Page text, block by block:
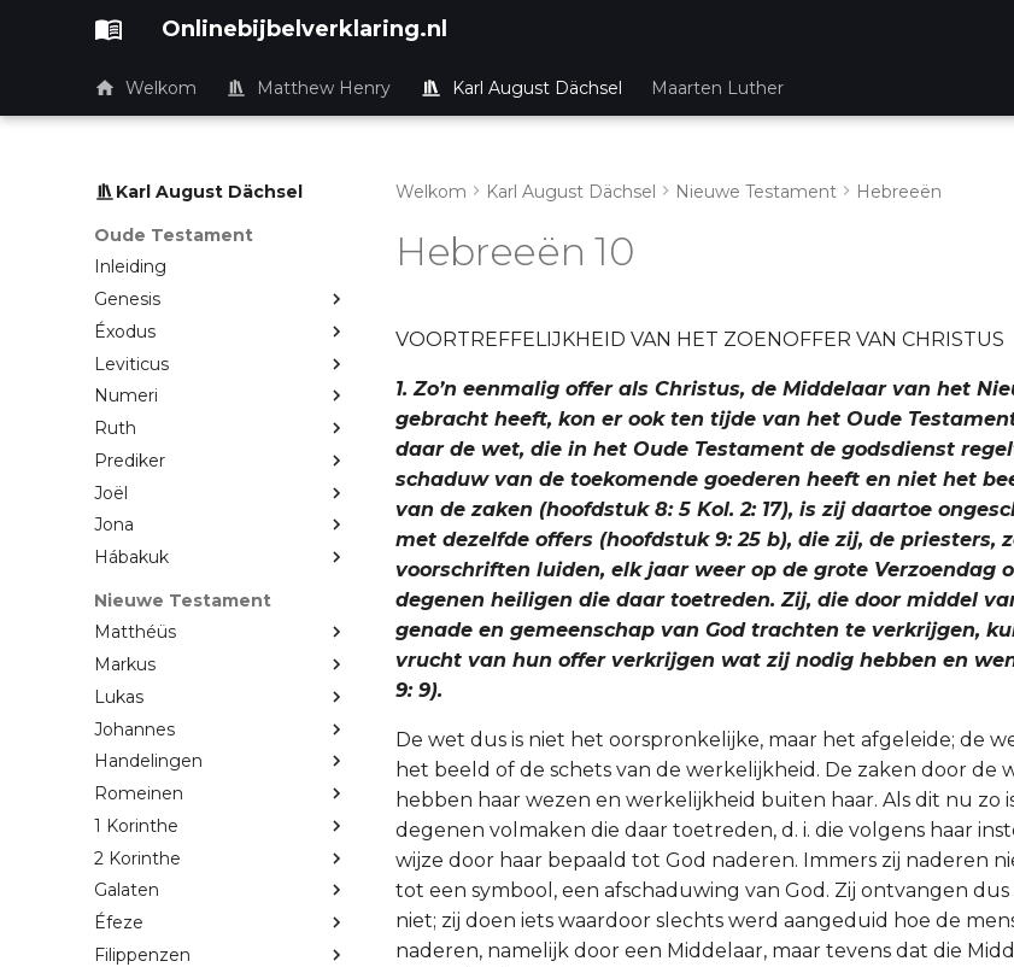
Onlinebijbelverklaring.nl
Welkom Matthew Henry Karl August Dächsel Maarten Luther
Karl August Dächsel
Oude Testament
Inleiding
Genesis
Éxodus
Leviticus
Numeri
Ruth
Prediker
Joël
Jona
Hábakuk
Nieuwe Testament
Matthéüs
Markus
Lukas
Johannes
Handelingen
Romeinen
1 Korinthe
2 Korinthe
Galaten
Éfeze
Filippenzen
Welkom Karl August Dächsel Nieuwe Testament Hebreeën
Hebreeën 10
VOORTREFFELIJKHEID VAN HET ZOENOFFER VAN CHRISTUS
1. Zo’n eenmalig offer als Christus, de Middelaar van het
gebracht heeft, kon er ook ten tijde van het Oude
daar de wet, die in het Oude Testament de godsdienst
schaduw van de toekomende goederen heeft en niet het
van de zaken (hoofdstuk 8: 5 Kol. 2: 17), is zij daartoe
met dezelfde offers (hoofdstuk 9: 25 b), die zij, de priesters,
voorschriften luiden, elk jaar weer op de grote Verzoendag
degenen heiligen die daar toetreden. Zij, die door middel
genade en gemeenschap van God trachten te verkrijgen,
vrucht van hun offer verkrijgen wat zij nodig hebben en
9: 9).
De wet dus is niet het oorspronkelijke, maar het afgeleide; de
het beeld of de schets van de werkelijkheid. De zaken door de
hebben haar wezen en werkelijkheid buiten haar. Als dit nu zo
degenen volmaken die daar toetreden, d. i. die volgens haar
wijze door haar bepaald tot God naderen. Immers zij naderen
tot een symbool, een afschaduwing van God. Zij ontvangen dus
niet; zij doen iets waardoor slechts werd aangeduid hoe de
naderen, namelijk door een Middelaar, maar tevens dat die